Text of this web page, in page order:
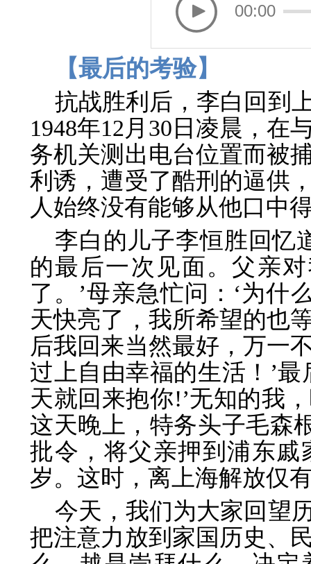
00:00
【最后的考验】
抗战胜利后，李白回到
1948年12月30日凌晨，在
务机关测出电台位置而被
利诱，遭受了酷刑的逼供
人始终没有能够从他口中
李白的儿子李恒胜回忆
的最后一次见面。父亲
了。’母亲急忙问：‘为什
天快亮了，我所希望的也
后我回来当然最好，万一
过上自由幸福的生活！’
天就回来抱你!’无知的我
这天晚上，特务头子毛森
批令，将父亲押到浦东戚
岁。这时，离上海解放仅
今天，我们为大家回望
把注意力放到家国历史、